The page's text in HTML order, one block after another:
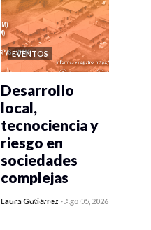
EVENTOS
0 veces compartido
Desarrollo
local,
tecnociencia y
riesgo en
sociedades
complejas
Laura Gutiérrez -Ago 05, 2026